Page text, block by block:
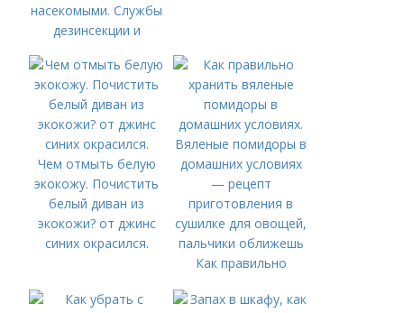
насекомыми. Службы
дезинсекции и
контроля
Чем отмыть белую
экокожу. Почистить
белый диван из
экокожи? от джинс
синих окрасился.
Как правильно
помидоры в